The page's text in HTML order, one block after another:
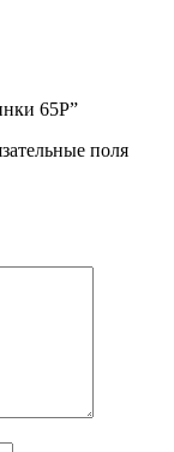
65Р”
поля